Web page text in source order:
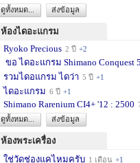
ดูทั้งหมด...
ส่งข้อมูล
ห้องไดอะแกรม
Ryoko Precious 2 ปี +2
ขอ ไดอะแกรม Shimano Conquest
รวมไดอแกรม ไดว่า 5 ปี +1
ไดอะแกรม 6 ปี +1
Shimano Rarenium CI4+ '12 : 2500
ดูทั้งหมด...
ส่งข้อมูล
ห้องพระเครื่อง
ใช่วัดช่องแคไหมครับ 1 เดือน +1